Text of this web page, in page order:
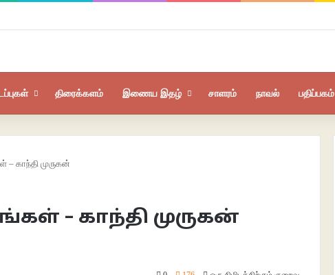
திரைக்களம் இணைய இதழ் சாளரம் நாவல் பதிப்பகம்
– காந்தி முருகன்
– காந்தி முருகன்